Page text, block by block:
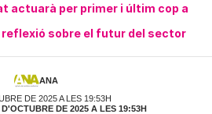
actuarà per primer i últim cop a
reflexió sobre el futur del sector
ANA
DE 2025 A LES 19:53H
DE 2025 A LES 19:53H